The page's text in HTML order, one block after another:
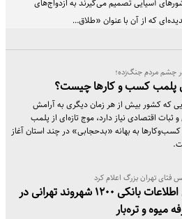
بالای ۵۰ سال در کشورهای آسیایی تصمیم می‌گیرند به ازدواج‌های
که از آن با عنوان «طلاق…
چشم مردم جنگ‌زده؛
پلمب کسب و کارها چیست؟
که کشور بیش از هر زمان دیگری به آرامش
ثبات اقتصادی نیاز دارد، موج تازه‌ای از پلمب
کسب‌وکارها به بهانه «بدحجابی» در چند استان آغاز
فتای تهران بزرگ اعلام کرد
افشای اطلاعات بانکی ۱۲۰۰ شهروند تهرانی در
میوه و تره‌بار